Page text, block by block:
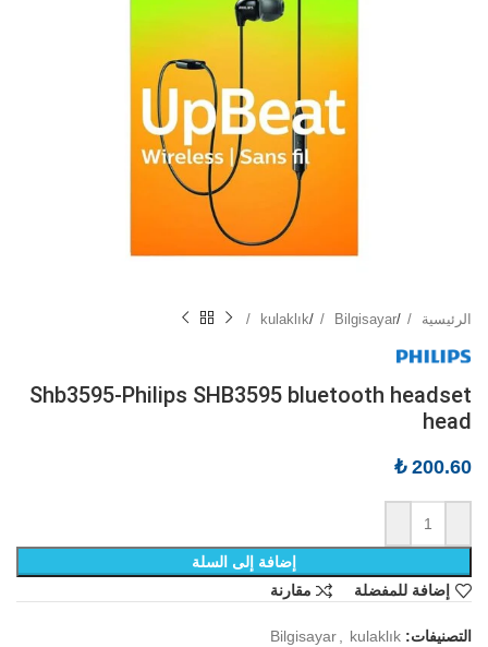
الرئيسية /
Bilgisayar
/
kulaklık
Shb3595-Philips SHB3595 bluetooth headset
head
₺200.60
إضافة إلى السلة
إضافة للمفضلة
مقارنة
التصنيفات: Bilgisayar kulaklık